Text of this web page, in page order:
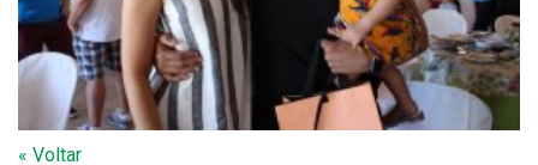
« Voltar